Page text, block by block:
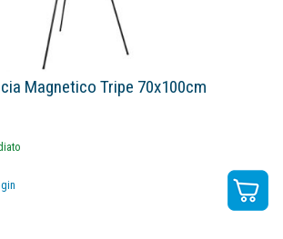
Magnetico Tripe 70x100cm